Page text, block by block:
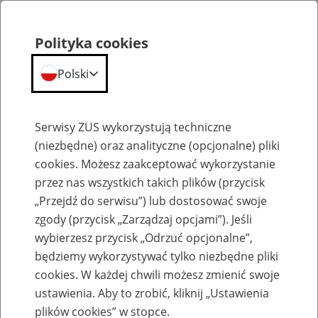
Szkolenia
Zaproś ZUS do siebie: Aktywni 50+
Polityka cookies
Polski
Serwisy ZUS wykorzystują techniczne
(niezbędne) oraz analityczne (opcjonalne) pliki
cookies. Możesz zaakceptować wykorzystanie
przez nas wszystkich takich plików (przycisk
„Przejdź do serwisu”) lub dostosować swoje
zgody (przycisk „Zarządzaj opcjami”). Jeśli
wybierzesz przycisk „Odrzuć opcjonalne”,
będziemy wykorzystywać tylko niezbędne pliki
cookies. W każdej chwili możesz zmienić swoje
ustawienia. Aby to zrobić, kliknij „Ustawienia
plików cookies” w stopce.